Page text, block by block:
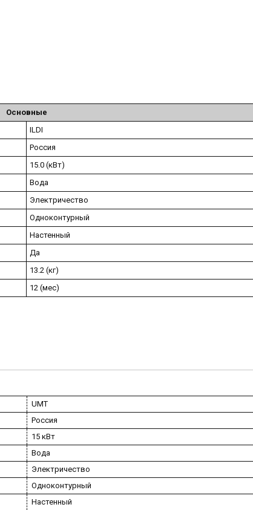
Основные
ILDI
Россия
15.0 (кВт)
Вода
Электричество
Одноконтурный
Настенный
Да
13.2 (кг)
12 (мес)
UMT
Россия
15 кВт
Вода
Электричество
Одноконтурный
Настенный